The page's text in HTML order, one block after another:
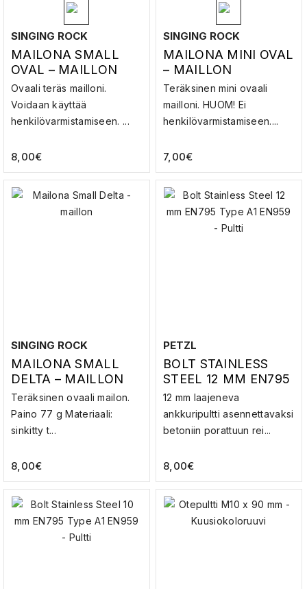
SINGING ROCK
MAILONA SMALL
OVAL – MAILLON
Ovaali teräs mailloni.
Voidaan käyttää
henkilövarmistamiseen. ...
8,00€
SINGING ROCK
MAILONA MINI OVAL
– MAILLON
Teräksinen mini ovaali
mailloni. HUOM! Ei
henkilövarmistamiseen....
7,00€
SINGING ROCK
MAILONA SMALL
DELTA – MAILLON
Teräksinen ovaali mailon.
Paino 77 g Materiaali:
sinkitty t...
8,00€
PETZL
BOLT STAINLESS
STEEL 12 MM EN795
TYPE A1 EN959 –
PULTTI
12 mm laajeneva
ankkuripultti asennettavaksi
betoniin porattuun rei...
8,00€